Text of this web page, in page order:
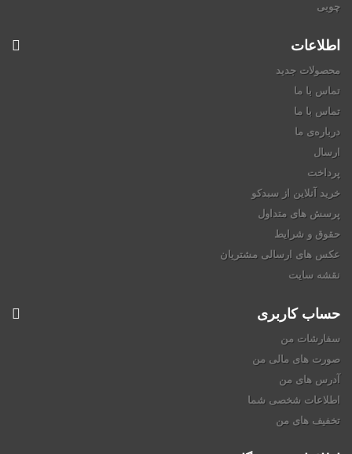
چوبی
اطلاعات
محصولات جدید
تماس با ما
تماس با ما
درباره‌ی ما
ارسال
پرداخت
خرید آنلاین از سبدکو
پرسش های متداول
حقوق و شرایط
عکس های ارسالی مشتریان
نقشه سایت
حساب کاربری
سفارشات من
صورت های مالی من
آدرس های من
اطلاعات شخصی شما
تخفیف های من